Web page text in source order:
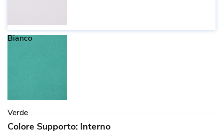
Bianco
Verde
Colore Supporto: Interno